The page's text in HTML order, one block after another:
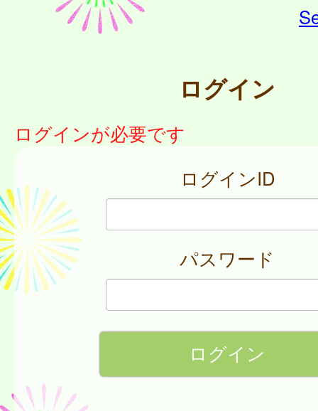
ログイン
ログインが必要です
ログインID
パスワード